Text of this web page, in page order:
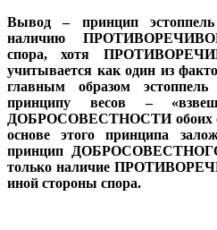
Вывод – принцип
наличию
спора, хотя
учитывается как один из
главным образом
принципу весов –
ДОБРОСОВЕСТНОСТИ обоих
основе этого принципа
принцип ДОБРОСОВЕСТНОГО
только наличие
иной стороны спора.